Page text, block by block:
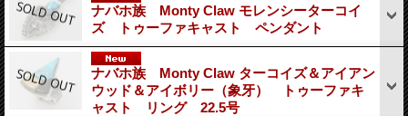
ナバホ族 Monty Claw モレンシーターコイ
ズ トゥーファキャスト ペンダント
ナバホ族 Monty Claw ターコイズ＆アイアン
ウッド＆アイボリー（象牙） トゥーファキ
ャスト リング 22.5号